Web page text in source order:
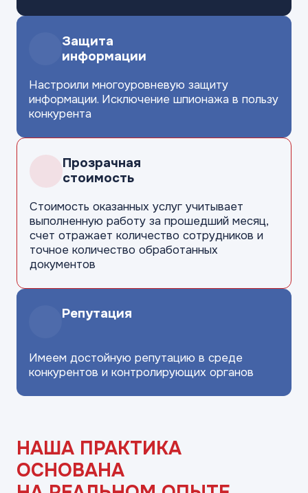
Защита
информации
Настроили многоуровневую защиту
информации. Исключение шпионажа в пользу
конкурента
Прозрачная
стоимость
Стоимость оказанных услуг учитывает
выполненную работу за прошедший месяц,
счет отражает количество сотрудников и
точное количество обработанных
документов
Репутация
Имеем достойную репутацию в среде
конкурентов и контролирующих органов
НАША ПРАКТИКА
ОСНОВАНА